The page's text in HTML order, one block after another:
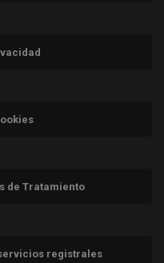
de Tratamiento
registrales